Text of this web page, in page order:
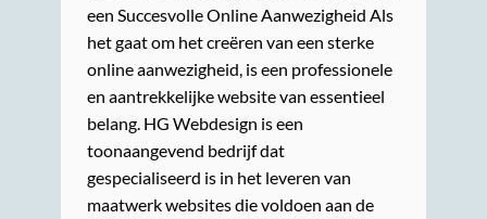
een Succesvolle Online Aanwezigheid Als
het gaat om het creëren van een sterke
online aanwezigheid, is een professionele
en aantrekkelijke website van essentieel
belang. HG Webdesign is een
toonaangevend bedrijf dat
gespecialiseerd is in het leveren van
maatwerk websites die voldoen aan de